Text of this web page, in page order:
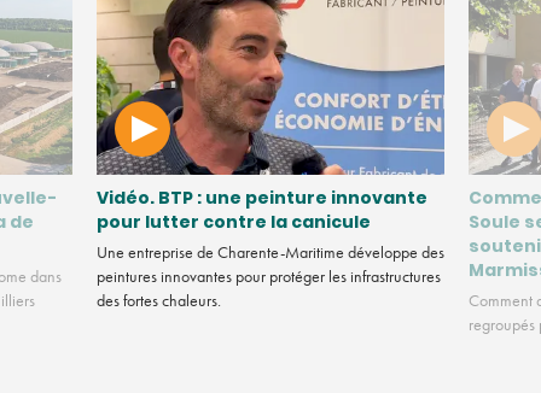
de
dans
Vidéo. BTP : une peinture innovante
pour lutter contre la canicule
Une entreprise de Charente-Maritime développe des
peintures innovantes pour protéger les infrastructures
des fortes chaleurs.
Soule
Comment
regroupés